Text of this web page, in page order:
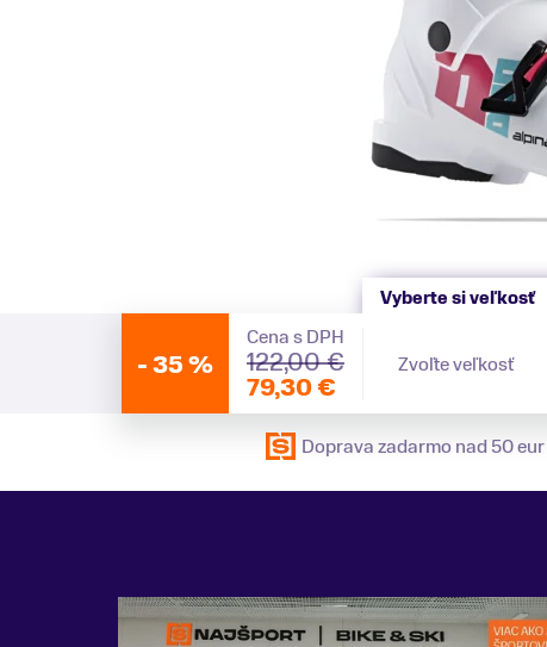
-35 %
Cena s DPH
122,00 €
79,30 €
Vyberte si veľkosť
Zvoľte veľkosť
Doprava zadarmo nad 50 eur